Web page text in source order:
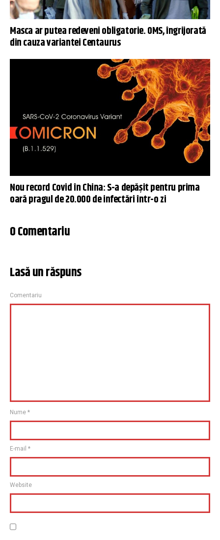
Masca ar putea redeveni obligatorie. OMS, îngrijorată
din cauza variantei Centaurus
Nou record Covid în China: S-a depăşit pentru prima
oară pragul de 20.000 de infectări într-o zi
0 Comentariu
Lasă un răspuns
Comentariu
Nume *
E-mail *
Website